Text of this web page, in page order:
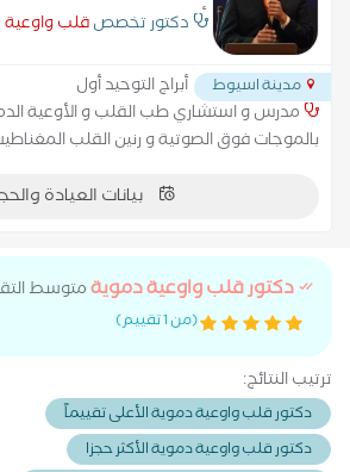
أسيوط
دكتور تخصصقلب
مدينة اسيوط
أبراج التوحيد أول
مدرس و استشاري طب القلب و الأوعية
بالموجات فوق الصوتية و رنين القلب
الجمعية الأوروبية للقسطرة التداخلية
بيانات العيادة
دكتور قلب واوعية دمويةمتوسط
(من 1 تقييم)
ترتيب النتائج:
دكتور قلب واوعية دموية الأعلى تقييماً
دكتور قلب واوعية دموية الأكثر حجزا